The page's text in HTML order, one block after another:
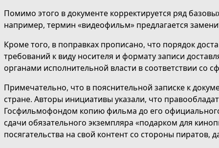
Помимо этого в документе корректируется ряд
например, термин «видеофильм» предлагается
Кроме того, в поправках прописано, что порядок
требований к виду носителя и формату записи
органами исполнительной власти в соответствии со
Примечательно, что в пояснительной записке к
стране. Авторы инициативы указали, что
Госфильмофондом копию фильма до его
сдачи обязательного экземпляра «подарком для
посягательства на свой контент со стороны пиратов,